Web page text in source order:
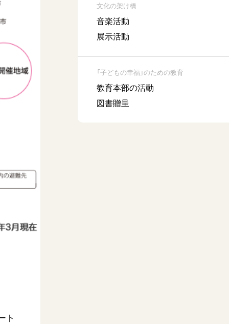
ト
文化の架け橋
音楽活動
展示活動
「子どもの幸福」のための教育
教育本部の活動
図書贈呈